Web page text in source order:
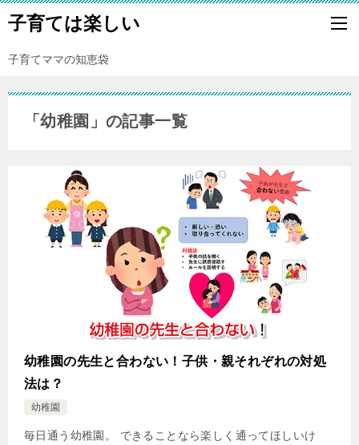
子育ては楽しい
子育てママの知恵袋
「幼稚園」の記事一覧
幼稚園の先生と合わない！子供・親それぞれの対処
法は？
幼稚園
毎日通う幼稚園。 できることなら楽しく通ってほしいけ